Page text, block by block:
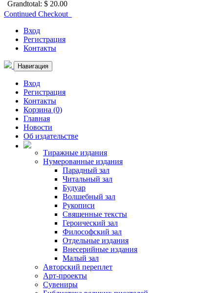
Grandtotal: $ 20.00
Continued Checkout
Вход
Регистрация
Контакты
Навигация
Вход
Регистрация
Контакты
Корзина (0)
Главная
Новости
Об издательстве
Тиражные издания
Нумерованные издания
Парадный зал
Читальный зал
Будуар
Волшебный зал
Рукописи
Священные тексты
Героический зал
Философский зал
Отдельные издания
Внесерийные издания
Малый зал
Авторский переплет
Арт-проекты
Сувениры